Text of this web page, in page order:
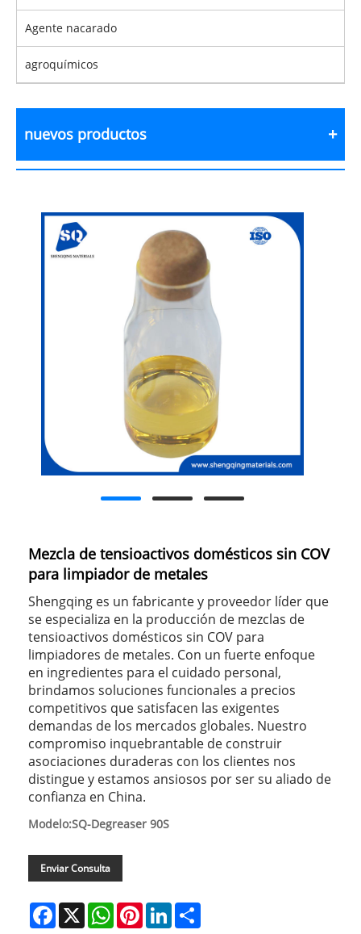
Agente nacarado
agroquímicos
nuevos productos
Mezcla de tensioactivos domésticos sin COV
para limpiador de metales
Shengqing es un fabricante y proveedor líder que
se especializa en la producción de mezclas de
tensioactivos domésticos sin COV para
limpiadores de metales. Con un fuerte enfoque
en ingredientes para el cuidado personal,
brindamos soluciones funcionales a precios
competitivos que satisfacen las exigentes
demandas de los mercados globales. Nuestro
compromiso inquebrantable de construir
asociaciones duraderas con los clientes nos
distingue y estamos ansiosos por ser su aliado de
confianza en China.
Modelo:SQ-Degreaser 90S
Enviar Consulta
Facebook
X WhatsAppPinterestLinkedIn